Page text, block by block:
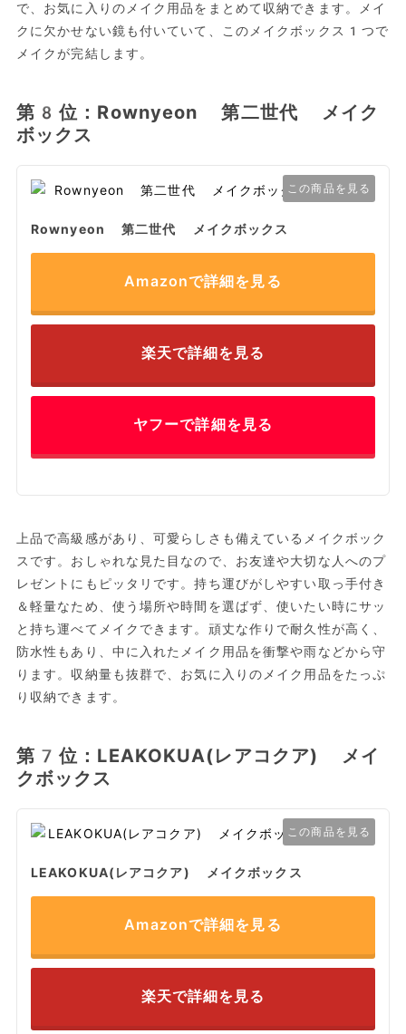
で、お気に入りのメイク用品をまとめて収納できます。メイ
クに欠かせない鏡も付いていて、このメイクボックス1つで
メイクが完結します。
第8位：Rownyeon 第二世代 メイク
ボックス
この商品を見る
Rownyeon 第二世代 メイクボックス
Amazonで詳細を見る
楽天で詳細を見る
ヤフーで詳細を見る
上品で高級感があり、可愛らしさも備えているメイクボック
スです。おしゃれな見た目なので、お友達や大切な人へのプ
レゼントにもピッタリです。持ち運びがしやすい取っ手付き
＆軽量なため、使う場所や時間を選ばず、使いたい時にサッ
と持ち運べてメイクできます。頑丈な作りで耐久性が高く、
防水性もあり、中に入れたメイク用品を衝撃や雨などから守
ります。収納量も抜群で、お気に入りのメイク用品をたっぷ
り収納できます。
第7位：LEAKOKUA(レアコクア) メイ
クボックス
この商品を見る
LEAKOKUA(レアコクア) メイクボックス
Amazonで詳細を見る
楽天で詳細を見る